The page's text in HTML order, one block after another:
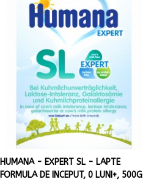
HUMANA - EXPERT SL - LAPTE
FORMULA DE INCEPUT, 0 LUNI+, 500G